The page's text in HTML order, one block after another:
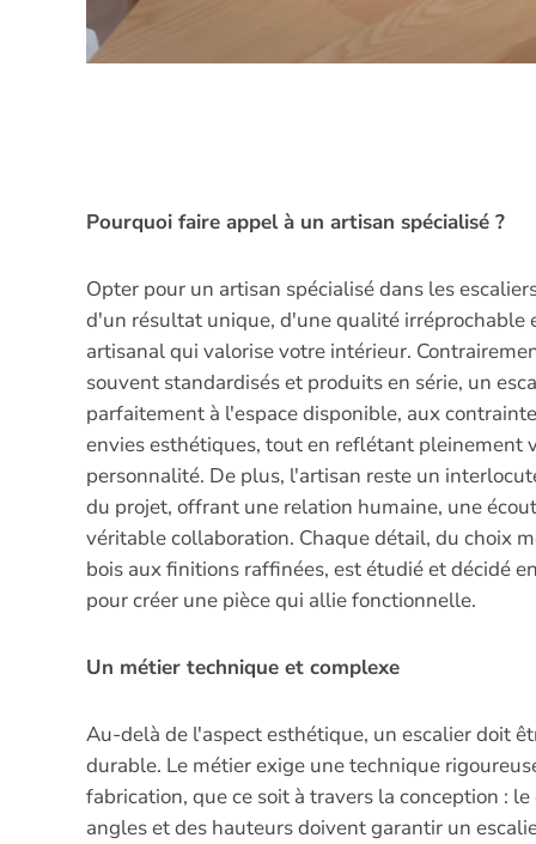
Pourquoi faire appel à un artisan spécialisé ?
Opter pour un artisan spécialisé dans les
d'un résultat unique, d'une qualité irréprochable
artisanal qui valorise votre intérieur.
souvent standardisés et produits en série, un
parfaitement à l'espace disponible, aux
envies esthétiques, tout en reflétant pleinement
personnalité. De plus, l'artisan reste un
du projet, offrant une relation humaine, une
véritable collaboration. Chaque détail, du choix
bois aux finitions raffinées, est étudié et décidé
pour créer une pièce qui allie fonctionnelle.
Un métier technique et complexe
Au-delà de l'aspect esthétique, un escalier doit
durable. Le métier exige une technique
fabrication, que ce soit à travers la conception :
angles et des hauteurs doivent garantir un